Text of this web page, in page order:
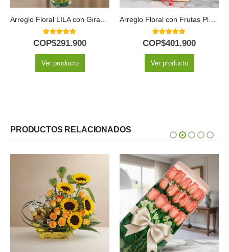
Arreglo Floral con Frutas Platonia
5.00out of 5
COP$401.900
Ver producto
Arreglo Floral MARIELLA: 36 Rosas Frescas Multicolor 🌹
5.00out of 5
COP$379.900
Ver producto
PRODUCTOS RELACIONADOS